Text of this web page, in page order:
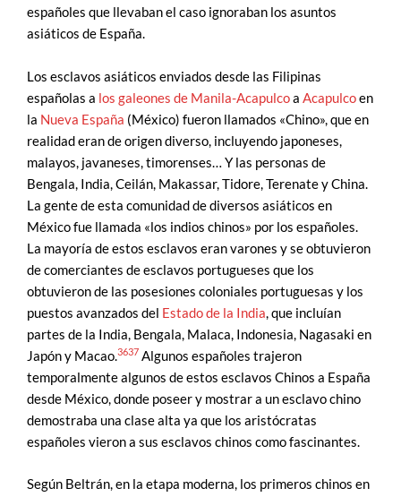
españoles que llevaban el caso ignoraban los asuntos
asiáticos de España.
Los esclavos asiáticos enviados desde las Filipinas
españolas a los galeones de Manila-Acapulcoa Acapulcoen
la Nueva España (México) fueron llamados «Chino», que en
realidad eran de origen diverso, incluyendo japoneses,
malayos, javaneses, timorenses… Y las personas de
Bengala, India, Ceilán, Makassar, Tidore, Terenate y China.
La gente de esta comunidad de diversos asiáticos en
México fue llamada «los indios chinos» por los españoles.
La mayoría de estos esclavos eran varones y se obtuvieron
de comerciantes de esclavos portugueses que los
obtuvieron de las posesiones coloniales portuguesas y los
puestos avanzados del Estado de la India, que incluían
partes de la India, Bengala, Malaca, Indonesia, Nagasaki en
Japón y Macao.3637 Algunos españoles trajeron
temporalmente algunos de estos esclavos Chinos a España
desde México, donde poseer y mostrar a un esclavo chino
demostraba una clase alta ya que los aristócratas
españoles vieron a sus esclavos chinos como fascinantes.
Según Beltrán, en la etapa moderna, los primeros chinos en